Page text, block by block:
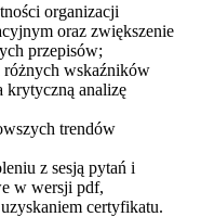
organizacji
oraz zwiększenie
przepisów;
różnych wskaźników
krytyczną analizę
trendów
z sesją pytań i
w wersji pdf,
certyfikatu.